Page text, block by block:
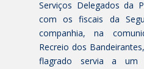
Serviços Delegados da
com os fiscais da
companhia, na
Recreio dos
flagrado servia a um